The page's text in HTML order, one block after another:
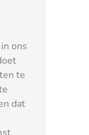
ons
te
dat